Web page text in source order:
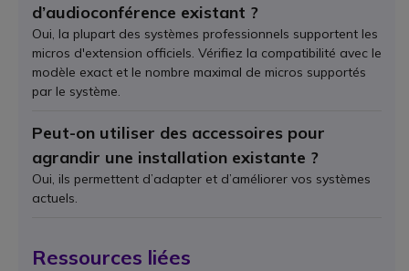
d’audioconférence existant ?
Oui, la plupart des systèmes professionnels supportent les
micros d'extension officiels. Vérifiez la compatibilité avec le
modèle exact et le nombre maximal de micros supportés
par le système.
Peut-on utiliser des accessoires pour
agrandir une installation existante ?
Oui, ils permettent d’adapter et d’améliorer vos systèmes
actuels.
Ressources liées